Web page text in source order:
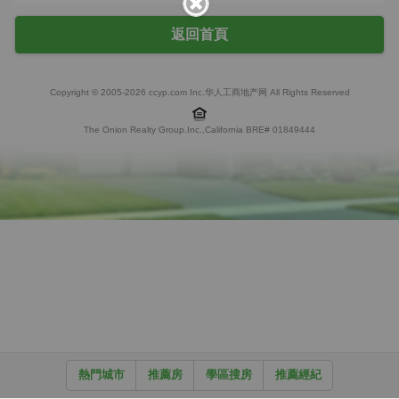
返回首頁
熱門城市 推薦房 學區搜房 推薦經紀
Copyright © 2005-2026 ccyp.com Inc.华人工商地产网 All Rights Reserved
The Onion Realty Group.Inc.,California BRE# 01849444